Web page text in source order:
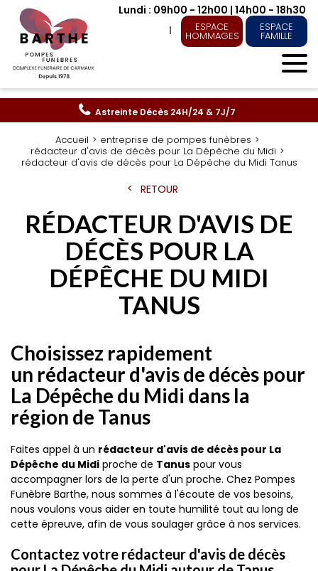
Lundi : 09h00 - 12h00 | 14h00 - 18h30
Astreinte Décès 24H/24 & 7J/7
ESPACE
HOMMAGES
ESPACE
FAMILLE
Accueil
entreprise de pompes funèbres
rédacteur d'avis de décès pour La Dépêche du Midi
rédacteur d'avis de décès pour La Dépêche du Midi Tanus
RETOUR
RÉDACTEUR D'AVIS DE
DÉCÈS POUR LA
DÉPÊCHE DU MIDI
TANUS
Choisissez rapidement
un rédacteur d'avis de décès pour
La Dépêche du Midi dans la
région de Tanus
Faites appel à un rédacteur d'avis de décès pour La
Dépêche du Midi proche de Tanus pour vous
accompagner lors de la perte d'un proche. Chez Pompes
Funèbre Barthe, nous sommes à l'écoute de vos besoins,
nous voulons vous aider en toute humilité tout au long de
cette épreuve, afin de vous soulager grâce à nos services.
Contactez votre rédacteur d'avis de décès